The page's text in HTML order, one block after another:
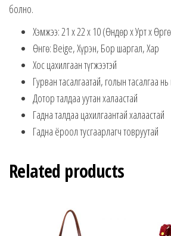
болно.
Хэмжээ: 21 x 22 x 10 (Өндөр x Урт x
Өнгө: Beige, Хүрэн, Бор шаргал, Хар
Хос цахилгаан түгжээтэй
Гурван тасалгаатай, голын тасалгаа нь
Дотор талдаа уутан халаастай
Гадна талдаа цахилгаантай халаастай
Гадна ёроол тусгаарлагч товруутай
Related products